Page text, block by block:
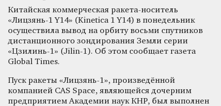
Китайская коммерческая ракета-носитель
«Лицзянь-1 Y14» (Kinetica 1 Y14) в понедельник
осуществила вывод на орбиту восьми спутников
дистанционного зондирования Земли серии
«Цзилинь-1» (Jilin-1). Об этом сообщает газета
Global Times.
Пуск ракеты «Лицзянь-1», произведённой
компанией CAS Space, являющейся дочерним
предприятием Академии наук КНР, был выполнен